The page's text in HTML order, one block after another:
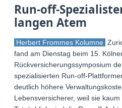
Run-off-
langen Atem
Herbert Frommes Kolumne
fand am Dienstag beim 15.
Rückversicherungssymposium
spezialisierten Run-off-
deutlich höhere
Lebensversicherer, weil sie